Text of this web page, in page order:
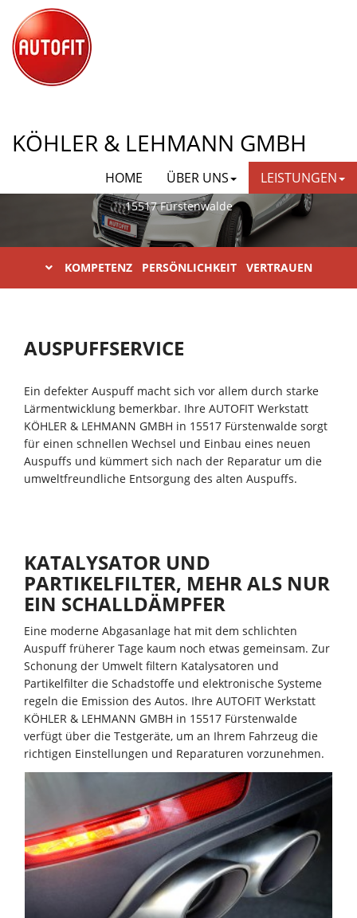
KÖHLER & LEHMANN GMBH
HOME ÜBER UNS LEISTUNGEN
AUTOFIT KÖHLER & LEHMANN
GMBH
15517 Fürstenwalde
KOMPETENZ PERSÖNLICHKEIT VERTRAUEN
AUSPUFFSERVICE
Ein defekter Auspuff macht sich vor allem durch starke
Lärmentwicklung bemerkbar. Ihre AUTOFIT Werkstatt
KÖHLER & LEHMANN GMBH in 15517 Fürstenwalde sorgt
für einen schnellen Wechsel und Einbau eines neuen
Auspuffs und kümmert sich nach der Reparatur um die
umweltfreundliche Entsorgung des alten Auspuffs.
KATALYSATOR UND
PARTIKELFILTER, MEHR ALS NUR
EIN SCHALLDÄMPFER
Eine moderne Abgasanlage hat mit dem schlichten
Auspuff früherer Tage kaum noch etwas gemeinsam. Zur
Schonung der Umwelt filtern Katalysatoren und
Partikelfilter die Schadstoffe und elektronische Systeme
regeln die Emission des Autos. Ihre AUTOFIT Werkstatt
KÖHLER & LEHMANN GMBH in 15517 Fürstenwalde
verfügt über die Testgeräte, um an Ihrem Fahrzeug die
richtigen Einstellungen und Reparaturen vorzunehmen.